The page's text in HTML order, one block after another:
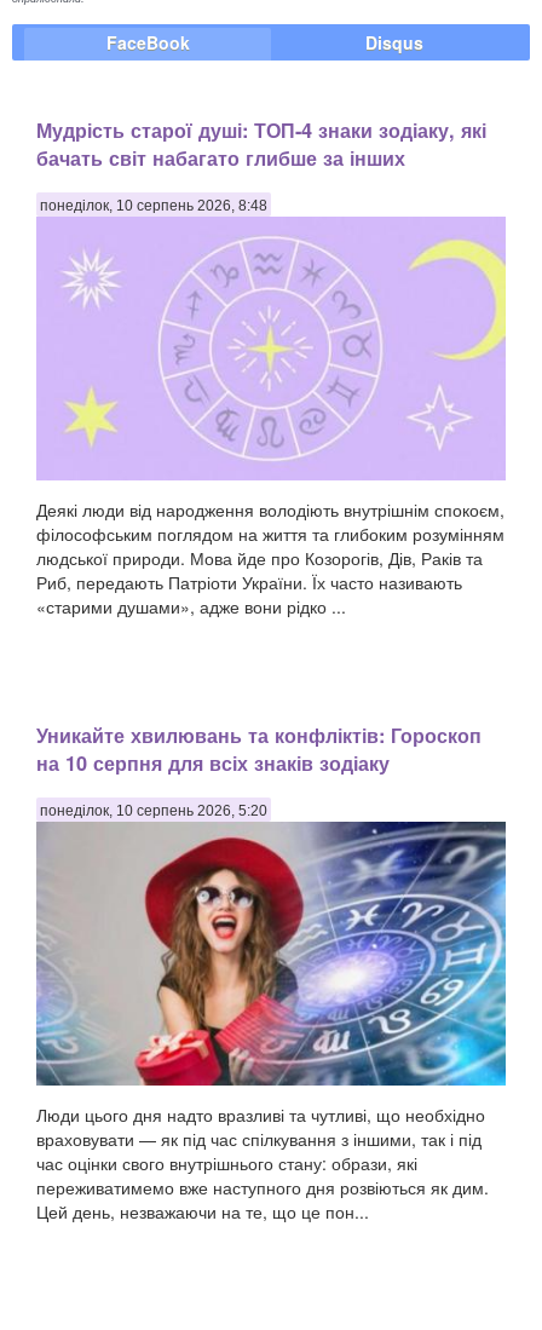
FaceBook Disqus
Мудрість старої душі: ТОП-4 знаки зодіаку, які
бачать світ набагато глибше за інших
понеділок, 10 серпень 2026, 8:48
Деякі люди від народження володіють внутрішнім спокоєм,
філософським поглядом на життя та глибоким розумінням
людської природи. Мова йде про Козорогів, Дів, Раків та
Риб, передають Патріоти України. Їх часто називають
«старими душами», адже вони рідко ...
Уникайте хвилювань та конфліктів: Гороскоп
на 10 серпня для всіх знаків зодіаку
понеділок, 10 серпень 2026, 5:20
Люди цього дня надто вразливі та чутливі, що необхідно
враховувати — як під час спілкування з іншими, так і під
час оцінки свого внутрішнього стану: образи, які
переживатимемо вже наступного дня розвіються як дим.
Цей день, незважаючи на те, що це пон...